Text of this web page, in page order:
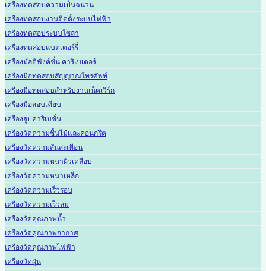
เครื่องทดสอบความเป็นฉนวน
เครื่องทดสอบงานติดตั้งระบบไฟฟ้า
เครื่องทดสอบระบบโซล่า
เครื่องทดสอบแบตเตอร์รี่
เครื่องมัลติฟังค์ชั่น คาริเบเตอร์
เครื่องมือทดสอบสัญญาณโทรศัพท์
เครื่องมือทดสอบสำหรับงานเน็ตเวิร์ก
เครื่องมือสอบเทียบ
เครื่องลูปคาริเบชั่น
เครื่องวัดความชื้นไม้และคอนกรีต
เครื่องวัดความสั่นสะเทือน
เครื่องวัดความหนาผิวเคลือบ
เครื่องวัดความหนาเหล็ก
เครื่องวัดความเร็วรอบ
เครื่องวัดความเร็วลม
เครื่องวัดคุณภาพน้ำ
เครื่องวัดคุณภาพอากาศ
เครื่องวัดคุณภาพไฟฟ้า
เครื่องวัดฝุ่น